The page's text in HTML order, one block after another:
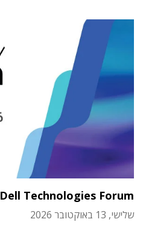
Dell Technologies Forum
שלישי, 13 באוקטובר 2026